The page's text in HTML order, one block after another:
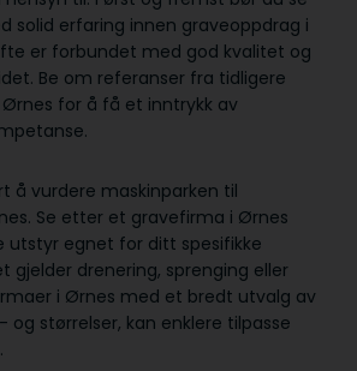
solid erfaring innen graveoppdrag i
er forbundet med god kvalitet og
Be om referanser fra tidligere
for å få et inntrykk av
å vurdere maskinparken til
Se etter et gravefirma i Ørnes
utstyr egnet for ditt spesifikke
gjelder drenering, sprenging eller
i Ørnes med et bredt utvalg av
og størrelser, kan enklere tilpasse